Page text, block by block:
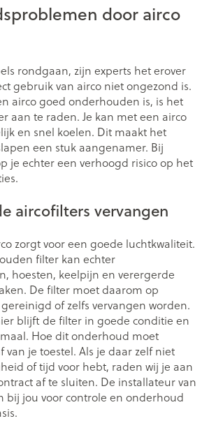
door airco
rondgaan, zijn experts het erover
gebruik van airco niet ongezond is.
airco goed onderhouden is, is het
aan te raden. Je kan met een airco
en snel koelen. Dit maakt het
een stuk aangenamer. Bij
je echter een verhoogd risico op het
aircofilters vervangen
zorgt voor een goede luchtkwaliteit.
filter kan echter
hoesten, keelpijn en verergerde
De filter moet daarom op
of zelfs vervangen worden.
blijft de filter in goede conditie en
Hoe dit onderhoud moet
je toestel. Als je daar zelf niet
of tijd voor hebt, raden wij je aan
af te sluiten. De installateur van
bij jou voor controle en onderhoud